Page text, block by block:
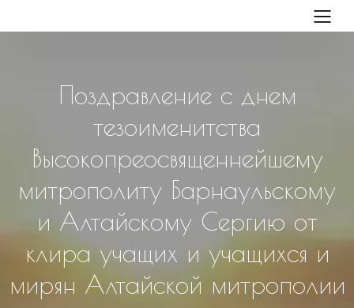
Поздравление с днем
тезоименитства
Высокопреосвященнейшему
митрополиту Барнаульскому
и Алтайскому Сергию от
клира учащих и учащихся и
мирян Алтайской митрополии